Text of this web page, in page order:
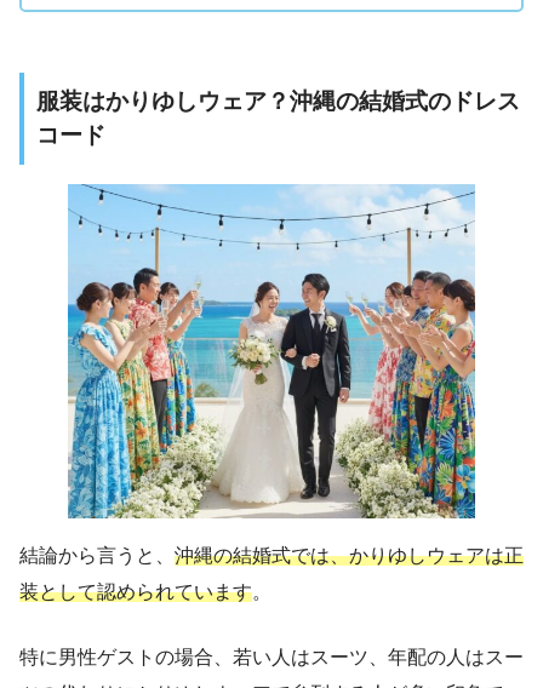
服装はかりゆしウェア？沖縄の結婚式のドレス
コード
結論から言うと、 沖縄の結婚式では、かりゆしウェアは正
装として認められています。
特に男性ゲストの場合、若い人はスーツ、年配の人はスー